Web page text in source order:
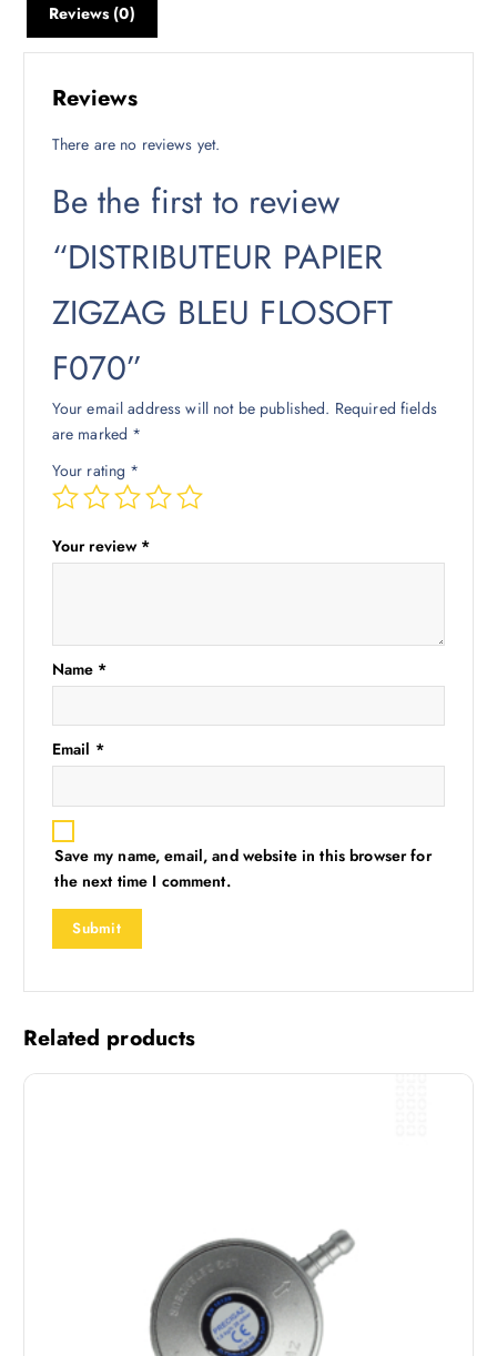
Reviews (0)
Reviews
There are no reviews yet.
Be the first to review
“DISTRIBUTEUR PAPIER
ZIGZAG BLEU FLOSOFT
F070”
Your email address will not be published. Required fields
are marked *
Your rating *
Your review *
Name *
Email *
Save my name, email, and website in this browser for
the next time I comment.
Related products